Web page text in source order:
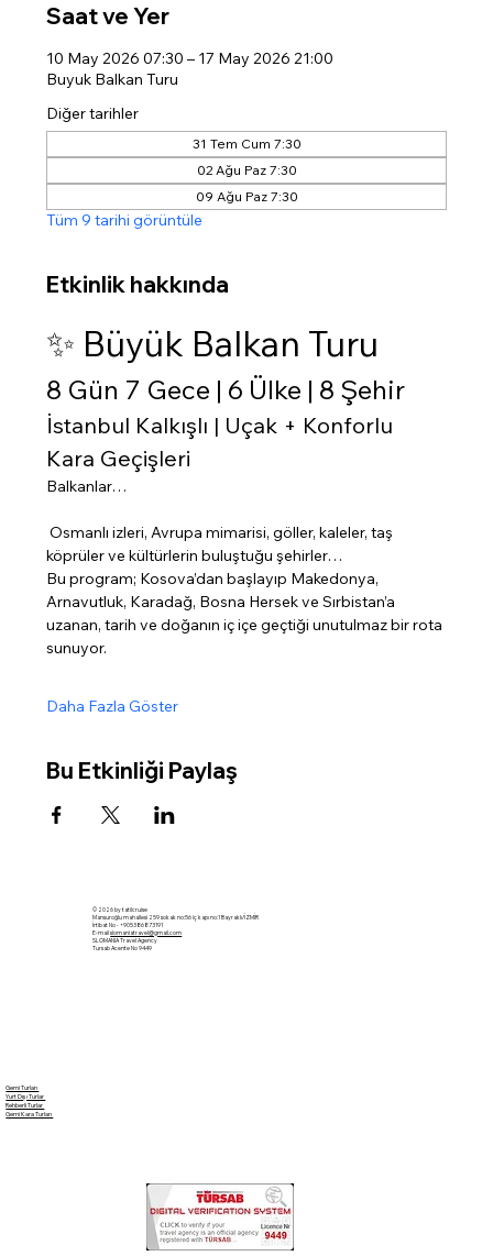
Saat ve Yer
10 May 2026 07:30 – 17 May 2026 21:00
Buyuk Balkan Turu
Diğer tarihler
31 Tem Cum 7:30
02 Ağu Paz 7:30
09 Ağu Paz 7:30
Tüm 9 tarihi görüntüle
Etkinlik hakkında
✨ Büyük Balkan Turu
8 Gün 7 Gece | 6 Ülke | 8 Şehir
İstanbul Kalkışlı | Uçak + Konforlu
Kara Geçişleri
Balkanlar…
Osmanlı izleri, Avrupa mimarisi, göller, kaleler, taş
köprüler ve kültürlerin buluştuğu şehirler…
Bu program; Kosova’dan başlayıp Makedonya,
Arnavutluk, Karadağ, Bosna Hersek ve Sırbistan’a
uzanan, tarih ve doğanın iç içe geçtiği unutulmaz bir rota
sunuyor.
Daha Fazla Göster
Bu Etkinliği Paylaş
Gemi Turları
Yurt Dışı Turlar
Rehberli Turlar
Gemi Kara Turları
© 2026 by tatilcruise
Mansuroğlu mahallesi 259 sokak no:56 iç kapı no:1 Bayraklı/İZMİR
İrtibat No - +905386873191
E-mailslomaniatravel@gmail.com
SLOMANIA Travel Agency
Tursab Acente No 9449